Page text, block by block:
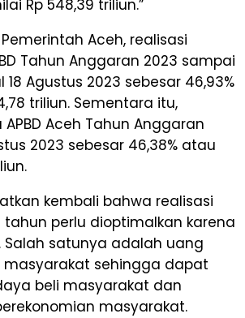
Rp 548,39 triliun.”
Aceh, realisasi
Tahun Anggaran 2023 sampai
Agustus 2023 sebesar 46,93%
triliun. Sementara itu,
Aceh Tahun Anggaran
2023 sebesar 46,38% atau
kembali bahwa realisasi
tahun perlu dioptimalkan karena
Salah satunya adalah uang
masyarakat sehingga dapat
beli masyarakat dan
masyarakat.